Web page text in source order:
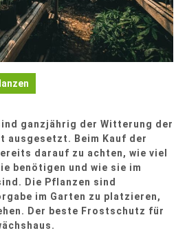
ganzjährig der Witterung der
ausgesetzt. Beim Kauf der
darauf zu achten, wie viel
benötigen und wie sie im
Die Pflanzen sind
im Garten zu platzieren,
Der beste Frostschutz für